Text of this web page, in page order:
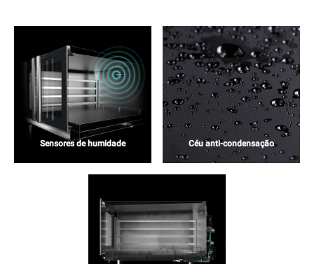
Sensores de humidade Céu anti-condensação